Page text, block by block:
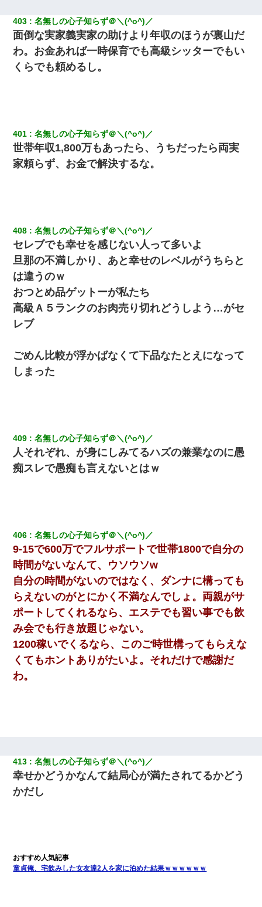
403 名無しの心子知らず＠＼(^o^)／
面倒な実家義実家の助けより年収のほうが裏山だ
わ。お金あれば一時保育でも高級シッターでもい
くらでも頼めるし。
401 名無しの心子知らず＠＼(^o^)／
世帯年収1,800万もあったら、うちだったら両実
家頼らず、お金で解決するな。
408 名無しの心子知らず＠＼(^o^)／
セレブでも幸せを感じない人って多いよ
旦那の不満しかり、あと幸せのレベルがうちらと
は違うのｗ
おつとめ品ゲットーが私たち
高級Ａ５ランクのお肉売り切れどうしよう…がセ
レブ
ごめん比較が浮かばなくて下品なたとえになって
しまった
409 名無しの心子知らず＠＼(^o^)／
人それぞれ、が身にしみてるハズの兼業なのに愚
痴スレで愚痴も言えないとはｗ
406 名無しの心子知らず＠＼(^o^)／
9-15で600万でフルサポートで世帯1800で自分の
時間がないなんて、ウソウソw
自分の時間がないのではなく、ダンナに構っても
らえないのがとにかく不満なんでしょ。両親がサ
ポートしてくれるなら、エステでも習い事でも飲
み会でも行き放題じゃない。
1200稼いでくるなら、このご時世構ってもらえな
くてもホントありがたいよ。それだけで感謝だ
わ。
413 名無しの心子知らず＠＼(^o^)／
幸せかどうかなんて結局心が満たされてるかどう
かだし
童貞俺、宅飲みした女友達2人を家に泊めた結果ｗｗｗｗｗｗ